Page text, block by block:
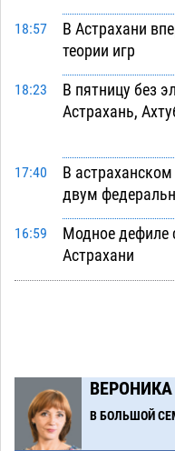
18:57
В Астрахани
теории игр
18:23
В пятницу без
Астрахань,
17:40
В
двум
16:59
Модное дефиле
Астрахани
Огромного
Астрахани
торговые точки
15:22
Ящерицу из
В БОЛЬШОЙ